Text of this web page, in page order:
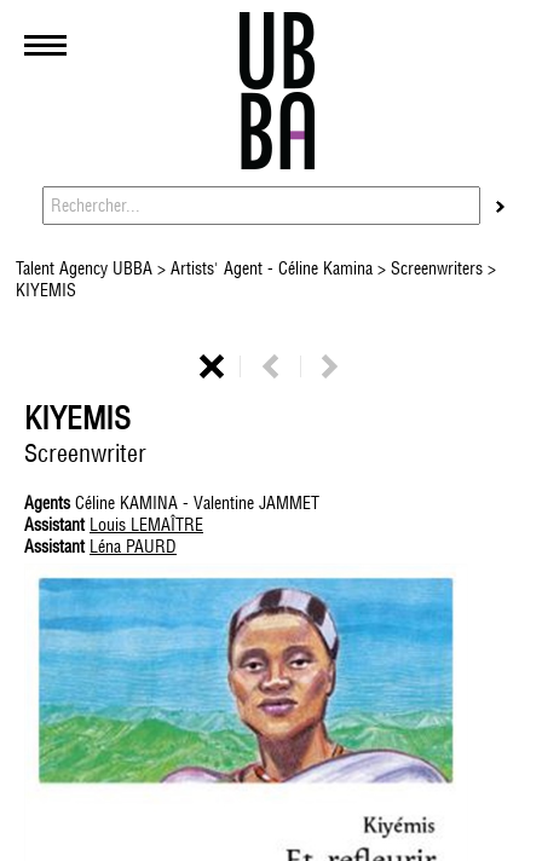
Talent Agency UBBA>Artists' Agent - Céline Kamina > Screenwriters>
KIYEMIS
KIYEMIS
Screenwriter
AgentsCéline KAMINA - Valentine JAMMET
Assistant Louis LEMAÎTRE
Assistant Léna PAURD